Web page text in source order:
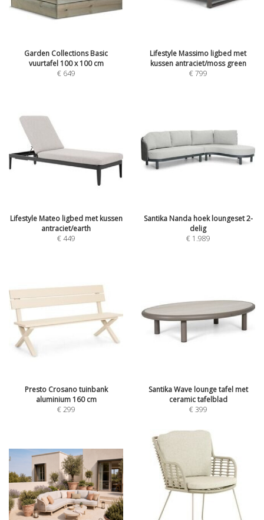
Garden Collections Basic
vuurtafel 100 x 100 cm
€ 649
Lifestyle Massimo ligbed met
kussen antraciet/moss green
€799
Lifestyle Mateo ligbed met kussen
antraciet/earth
€449
Santika Nanda hoek loungeset 2-
delig
€ 1.989
Presto Crosano tuinbank
aluminium 160 cm
€299
Santika Wave lounge tafel met
ceramic tafelblad
€399